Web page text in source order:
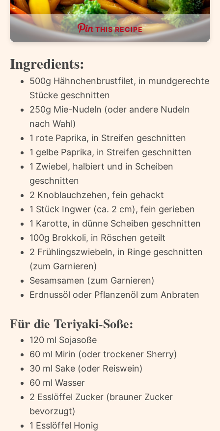
THIS RECIPE
Ingredients:
500g Hähnchenbrustfilet, in mundgerechte
Stücke geschnitten
250g Mie-Nudeln (oder andere Nudeln
nach Wahl)
1 rote Paprika, in Streifen geschnitten
1 gelbe Paprika, in Streifen geschnitten
1 Zwiebel, halbiert und in Scheiben
geschnitten
2 Knoblauchzehen, fein gehackt
1 Stück Ingwer (ca. 2 cm), fein gerieben
1 Karotte, in dünne Scheiben geschnitten
100g Brokkoli, in Röschen geteilt
2 Frühlingszwiebeln, in Ringe geschnitten
(zum Garnieren)
Sesamsamen (zum Garnieren)
Erdnussöl oder Pflanzenöl zum Anbraten
Für die Teriyaki-Soße:
120 ml Sojasoße
60 ml Mirin (oder trockener Sherry)
30 ml Sake (oder Reiswein)
60 ml Wasser
2 Esslöffel Zucker (brauner Zucker
bevorzugt)
1 Esslöffel Honig